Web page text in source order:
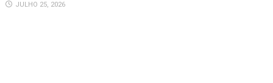
JULHO 25, 2026